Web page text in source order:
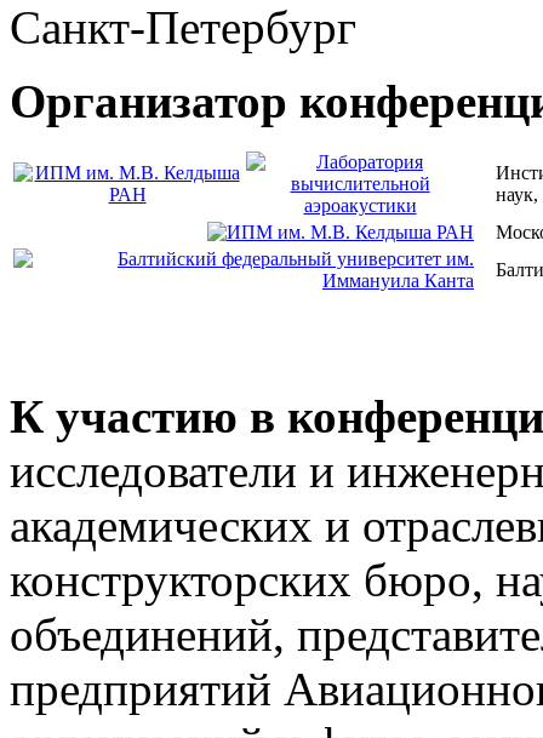
Санкт-Петербург
Организатор
К участию в
исследователи и
академических и
конструкторских бюро,
объединений,
предприятий